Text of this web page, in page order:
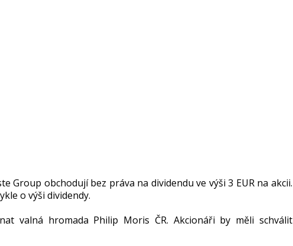
Group obchodují bez práva na dividendu ve výši 3 EUR na akcii.
o výši dividendy.
valná hromada Philip Moris ČR. Akcionáři by měli schválit